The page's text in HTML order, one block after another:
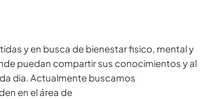
y en busca de bienestar fisico, mental y
puedan compartir sus conocimientos y al
dia. Actualmente buscamos
en el área de